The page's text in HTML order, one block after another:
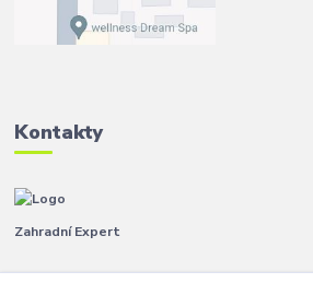
Kontakty
Zahradní Expert